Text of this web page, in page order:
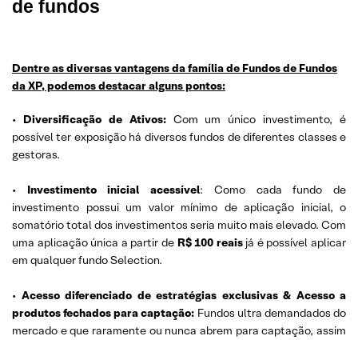
de fundos
Dentre as diversas vantagens da família de Fundos de Fundos
da XP, podemos destacar alguns pontos:
• Diversificação de Ativos:Com um único investimento, é
possível ter exposição há diversos fundos de diferentes classes e
gestoras.
• Investimento inicial acessível: Como cada fundo de
investimento possui um valor mínimo de aplicação inicial, o
somatório total dos investimentos seria muito mais elevado. Com
uma aplicação única a partir de R$ 100 reaisjá é possível aplicar
em qualquer fundo Selection.
• Acesso diferenciado de estratégias exclusivas & Acesso a
produtos fechados para captação: Fundos ultra demandados do
mercado e que raramente ou nunca abrem para captação, assim